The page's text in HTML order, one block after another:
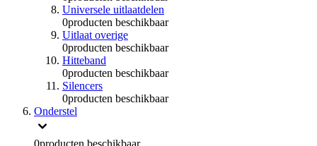
Universele uitlaatdelen
0producten beschikbaar
Uitlaat overige
0producten beschikbaar
Hitteband
0producten beschikbaar
Silencers
0producten beschikbaar
Onderstel
0producten beschikbaar